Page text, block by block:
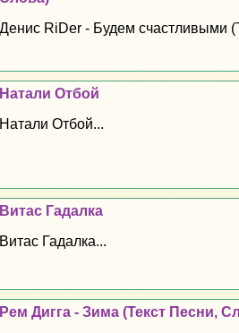
Денис RiDer - Будем счастливыми
Натали Отбой
Натали Отбой...
Витас Гадалка
Витас Гадалка...
Рем Дигга - Зима (Текст Песни,